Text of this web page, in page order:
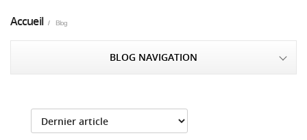
Accueil Blog
BLOG NAVIGATION